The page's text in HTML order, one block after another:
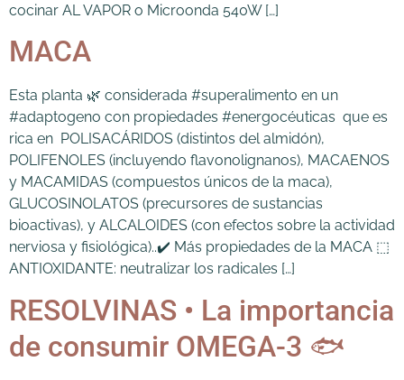
cocinar AL VAPOR o Microonda 540W […]
MACA
Esta planta 🌿 considerada #superalimento en un
#adaptogeno con propiedades #energocéuticas que es
rica en POLISACÁRIDOS (distintos del almidón),
POLIFENOLES (incluyendo flavonolignanos), MACAENOS
y MACAMIDAS (compuestos únicos de la maca),
GLUCOSINOLATOS (precursores de sustancias
bioactivas), y ALCALOIDES (con efectos sobre la actividad
nerviosa y fisiológica)..✔️ Más propiedades de la MACA ⬚
ANTIOXIDANTE: neutralizar los radicales […]
RESOLVINAS • La importancia
de consumir OMEGA-3 🐟